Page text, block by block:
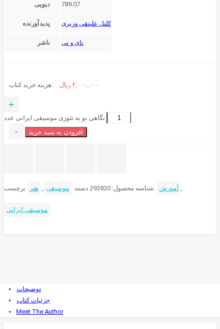
دیویی 789.07
پدیدآورنده کلنل علینقی وزیری
ناشر نای و نی
هزینه خرید کتاب: ۳,۰۰۰,۰۰۰ ریال
+
نگاهی نو به تئوری موسیقی ایرانی عدد
- افزودن به سبد خرید
شناسه محصول: 292820 دسته: موسیقی هنر برچسب: آموزش
موسیقی ایرانی
توضیحات
جزئیات کتاب
Meet The Author